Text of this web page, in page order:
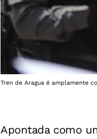
Tren de Aragua é amplamente
Apontada como